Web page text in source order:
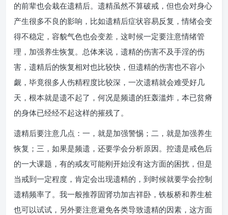
的前辈也会栽在遗精后。遗精虽然不算破戒，但也会对身心
产生很多不良的影响，比如遗精后症状容易反复，情绪会变
得不稳定，容貌气色也会变差，这时候一定要注意情绪管
理，加强养生恢复。总体来说，遗精的伤害不及手淫的伤
害，遗精后的恢复相对也比较快，但遗精的伤害也不容小
觑，毕竟很多人伤精程度比较深，一次遗精就会难受好几
天，根本就是遗不起了，何况是频遗的狂轰滥炸，本已贫瘠
的身体已经经不起这样的摧残了。
遗精后要注意几点：一，就是加强警惕；二，就是加强养生
恢复；三，如果是频遗，还要学会分析原因。控遗是戒色后
的一大课题，有的戒友可能刚开始没有这方面的困扰，但是
当戒到一定程度，肯定会出现遗精的，到时候就要学会控制
遗精频率了。我一般推荐固肾功加吉祥卧，铁板桥和养生桩
也可以试试，另外要注意避免各类导致遗精的因素，这方面